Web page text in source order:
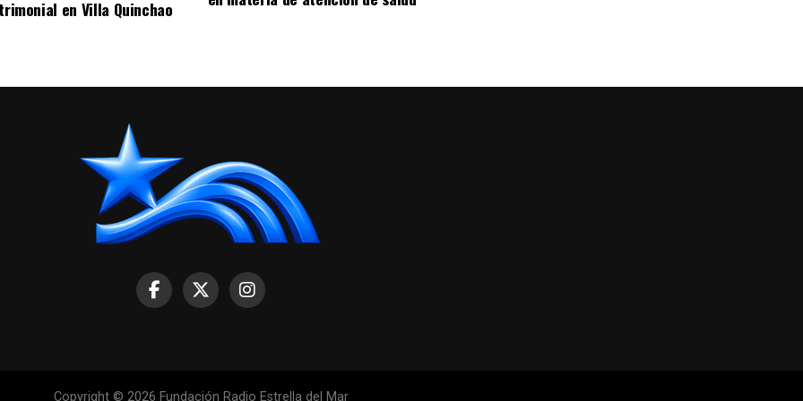
en Villa Quinchao
Copyright © 2026 Fundación Radio Estrella del Mar